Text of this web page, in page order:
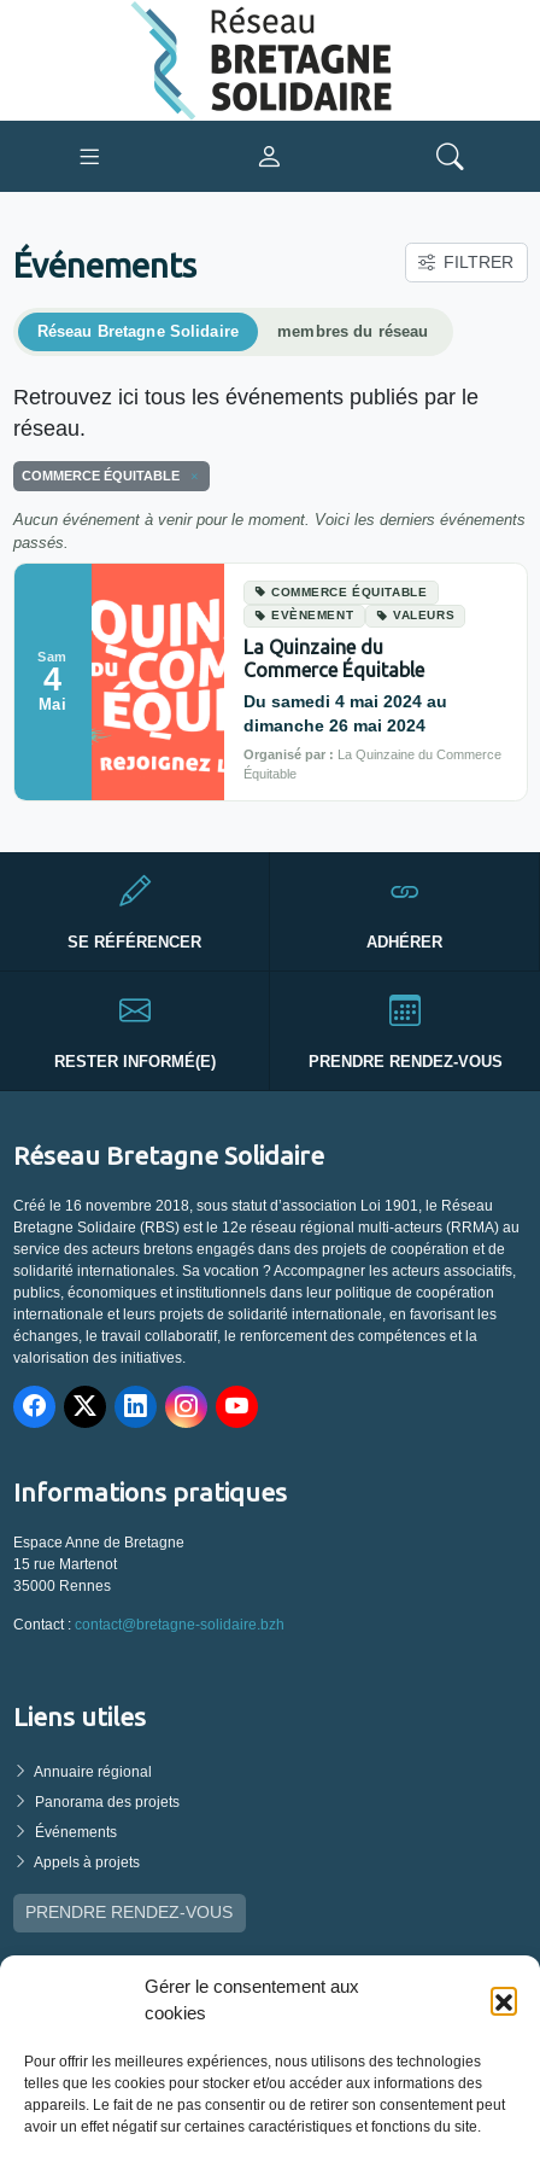
Gérer le consentement aux
cookies
Pour offrir les meilleures expériences, nous utilisons des technologies
telles que les cookies pour stocker et/ou accéder aux informations des
appareils. Le fait de ne pas consentir ou de retirer son consentement peut
avoir un effet négatif sur certaines caractéristiques et fonctions du site.
Événements FILTRER
Réseau Bretagne Solidaire membres du réseau
Retrouvez ici tous les événements publiés par le
réseau.
COMMERCE ÉQUITABLE
Aucun événement à venir pour le moment. Voici les derniers événements
passés.
Sam
4
Mai
COMMERCE ÉQUITABLE
EVÈNEMENT
VALEURS
La Quinzaine du
Commerce Équitable
Du samedi 4 mai 2024 au
dimanche 26 mai 2024
Organisé par : La Quinzaine du Commerce
Équitable
SE RÉFÉRENCER ADHÉRER
RESTER INFORMÉ(E) PRENDRE RENDEZ-VOUS
Réseau Bretagne Solidaire
Créé le 16 novembre 2018, sous statut d’association Loi 1901, le Réseau
Bretagne Solidaire (RBS) est le 12e réseau régional multi-acteurs (RRMA) au
service des acteurs bretons engagés dans des projets de coopération et de
solidarité internationales. Sa vocation ? Accompagner les acteurs associatifs,
publics, économiques et institutionnels dans leur politique de coopération
internationale et leurs projets de solidarité internationale, en favorisant les
échanges, le travail collaboratif, le renforcement des compétences et la
valorisation des initiatives.
Informations pratiques
Espace Anne de Bretagne
15 rue Martenot
35000 Rennes
Contact : contact@bretagne-solidaire.bzh
Liens utiles
Annuaire régional
Panorama des projets
Événements
Appels à projets
PRENDRE RENDEZ-VOUS